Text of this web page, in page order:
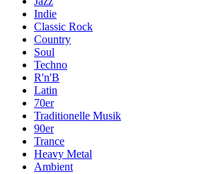
Indie
Classic Rock
Country
Soul
Techno
R'n'B
Latin
70er
Traditionelle Musik
90er
Trance
Heavy Metal
Ambient